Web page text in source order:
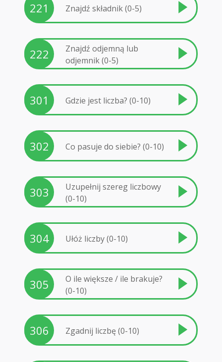
221 Znajdź składnik (0-5)
222
Znajdź odjemną lub
odjemnik (0-5)
301 Gdzie jest liczba? (0-10)
302 Co pasuje do siebie? (0-10)
303
Uzupełnij szereg liczbowy
(0-10)
304 Ułóż liczby (0-10)
305
O ile większe / ile brakuje?
(0-10)
306 Zgadnij liczbę (0-10)